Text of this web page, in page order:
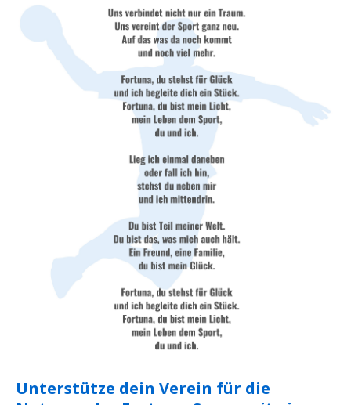
Unterstütze dein Verein für die